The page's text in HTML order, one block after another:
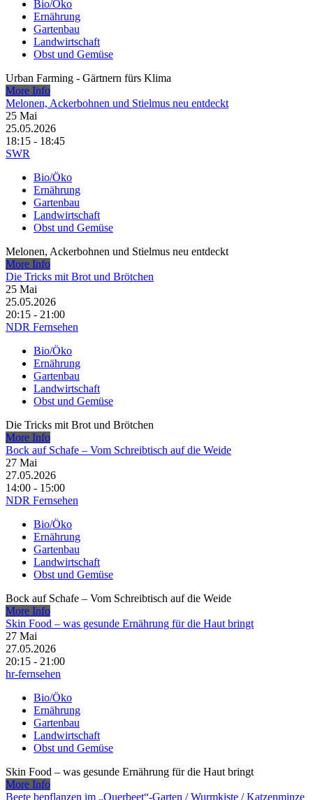
Bio/Öko
Ernährung
Gartenbau
Landwirtschaft
Obst und Gemüse
Urban Farming - Gärtnern fürs Klima
More Info
Melonen, Ackerbohnen und Stielmus neu entdeckt
25 Mai
25.05.2026
18:15 - 18:45
SWR
Bio/Öko
Ernährung
Gartenbau
Landwirtschaft
Obst und Gemüse
Melonen, Ackerbohnen und Stielmus neu entdeckt
More Info
Die Tricks mit Brot und Brötchen
25 Mai
25.05.2026
20:15 - 21:00
NDR Fernsehen
Bio/Öko
Ernährung
Gartenbau
Landwirtschaft
Obst und Gemüse
Die Tricks mit Brot und Brötchen
More Info
Bock auf Schafe – Vom Schreibtisch auf die Weide
27 Mai
27.05.2026
14:00 - 15:00
NDR Fernsehen
Bio/Öko
Ernährung
Gartenbau
Landwirtschaft
Obst und Gemüse
Bock auf Schafe – Vom Schreibtisch auf die Weide
More Info
Skin Food – was gesunde Ernährung für die Haut bringt
27 Mai
27.05.2026
20:15 - 21:00
hr-fernsehen
Bio/Öko
Ernährung
Gartenbau
Landwirtschaft
Obst und Gemüse
Skin Food – was gesunde Ernährung für die Haut bringt
More Info
Beete bepflanzen im „Querbeet“-Garten /​ Wurmkiste /​ Katzenminze